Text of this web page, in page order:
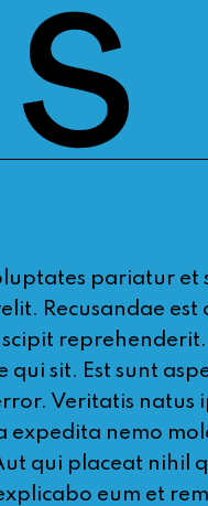
pariatur
Recusandae
sit. Est sunt
Veritatis
nemo
qui placeat
eum et